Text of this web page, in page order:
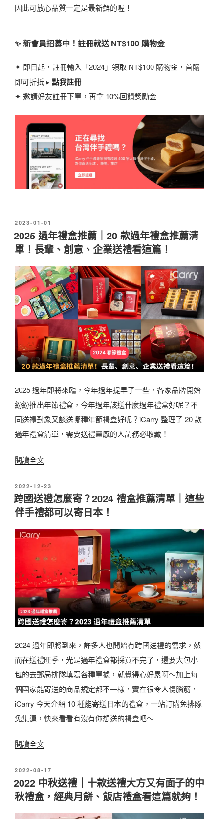
因此可放心品質一定是最新鮮的喔！
✨ 新會員招募中！註冊就送 NT$100 購物金
✦ 即日起，註冊輸入「2024」領取 NT$100 購物金，首購
即可折抵 ▸ 點我註冊
✦ 邀請好友註冊下單，再拿 10%回饋獎勵金
發
佈
於
2023-01-01
2025 過年禮盒推薦｜20 款過年禮盒推薦清
單！長輩、創意、企業送禮看這篇！
2025 過年即將來臨，今年過年提早了一些，各家品牌開始
紛紛推出年節禮盒，今年過年該送什麼過年禮盒好呢？不
同送禮對象又該送哪種年節禮盒好呢？iCarry 整理了 20 款
過年禮盒清單，需要送禮靈感的人請務必收藏！
閱讀全文〈
0
2
5
過
年
禮
盒
推
薦
｜
0
款
過
年
禮
盒
薦
清
單
！
長
發
佈
於
2022-12-23
跨國送禮怎麼寄？2024 禮盒推薦清單｜這些
伴手禮都可以寄日本！
2024 過年即將到來，許多人也開始有跨國送禮的需求，然
而在送禮旺季，光是過年禮盒都採買不完了，還要大包小
包的去郵局排隊填寫各種單據，就覺得心好累啊～加上每
個國家能寄送的商品規定都不一樣，實在很令人傷腦筋，
iCarry 今天介紹 10 種能寄送日本的禮盒，一站訂購免排隊
免集運，快來看看有沒有你想送的禮盒吧～
閱讀全文〈
國
送
禮
怎
發
佈
於
2022-08-17
2022 中秋送禮｜十款送禮大方又有面子的中
秋禮盒，經典月餅、飯店禮盒看這篇就夠！